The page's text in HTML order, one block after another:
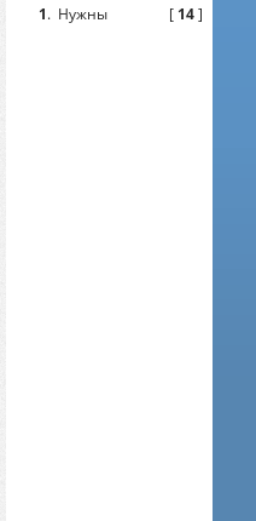
1. Нужны [ 14]